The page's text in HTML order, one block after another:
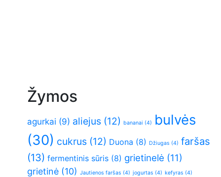
Žymos
agurkai (9) aliejus (12) bananai (4)
bulvės
(30) cukrus (12) Duona (8) Džiugas (4) faršas
(13) fermentinis sūris (8) grietinelė (11)
grietinė (10) Jautienos faršas (4) jogurtas (4) kefyras (4)